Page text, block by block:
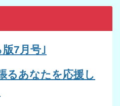
版7 月号｣
るあなたを応援し